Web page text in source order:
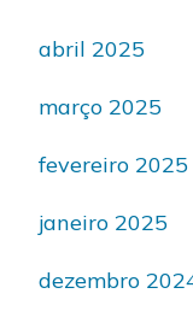
abril 2025
março 2025
fevereiro 2025
janeiro 2025
dezembro